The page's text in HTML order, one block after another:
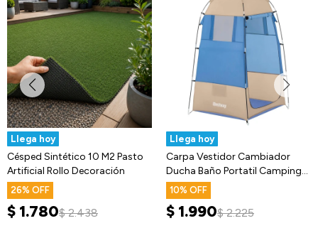
Llega hoy
Césped Sintético 10 M2 Pasto
Artificial Rollo Decoración
26
$ 1.780$ 2.438
Llega hoy
Carpa Vestidor Cambiador
Ducha Baño Portatil Camping
Bestway
10
$ 1.990$ 2.225